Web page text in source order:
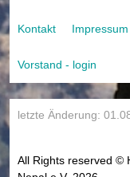
Kontakt Impressum
Vorstand - login
letzte Änderung:
All Rights reserved ©